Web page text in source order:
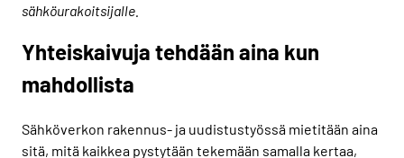
sähköurakoitsijalle.
Yhteiskaivuja tehdään aina kun
mahdollista
Sähköverkon rakennus- ja uudistustyössä mietitään aina
sitä, mitä kaikkea pystytään tekemään samalla kertaa,